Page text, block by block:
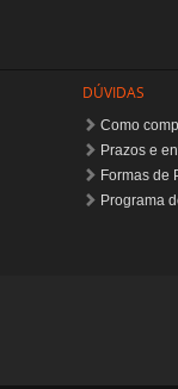
DÚVIDAS
Como
Prazos e
Formas de
Programa